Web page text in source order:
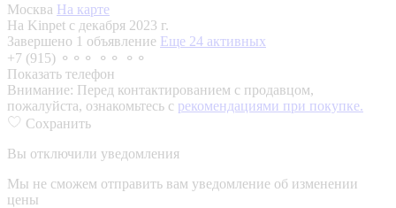
Москва На карте
На Kinpet c декабря 2023 г.
Завершено 1 объявление Еще 24 активных
+7 (915) ⚬⚬⚬ ⚬⚬ ⚬⚬
Показать телефон
Внимание: Перед контактированием с продавцом,
пожалуйста, ознакомьтесь с рекомендациями при покупке.
Сохранить
Вы отключили уведомления
Мы не сможем отправить вам уведомление об изменении
цены